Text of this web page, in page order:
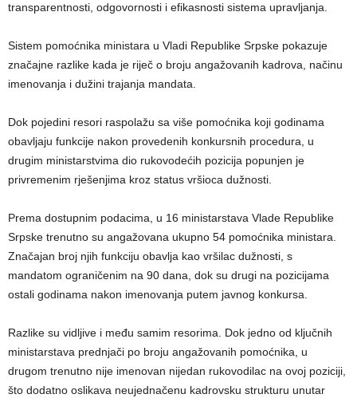
transparentnosti, odgovornosti i efikasnosti sistema upravljanja.
Sistem pomoćnika ministara u Vladi Republike Srpske pokazuje
značajne razlike kada je riječ o broju angažovanih kadrova, načinu
imenovanja i dužini trajanja mandata.
Dok pojedini resori raspolažu sa više pomoćnika koji godinama
obavljaju funkcije nakon provedenih konkursnih procedura, u
drugim ministarstvima dio rukovodećih pozicija popunjen je
privremenim rješenjima kroz status vršioca dužnosti.
Prema dostupnim podacima, u 16 ministarstava Vlade Republike
Srpske trenutno su angažovana ukupno 54 pomoćnika ministara.
Značajan broj njih funkciju obavlja kao vršilac dužnosti, s
mandatom ograničenim na 90 dana, dok su drugi na pozicijama
ostali godinama nakon imenovanja putem javnog konkursa.
Razlike su vidljive i među samim resorima. Dok jedno od ključnih
ministarstava prednjači po broju angažovanih pomoćnika, u
drugom trenutno nije imenovan nijedan rukovodilac na ovoj poziciji,
što dodatno oslikava neujednačenu kadrovsku strukturu unutar